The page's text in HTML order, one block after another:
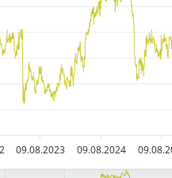
09.08.2023 09.08.2024